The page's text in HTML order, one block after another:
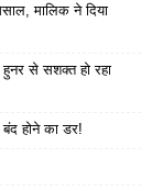
मालिक ने दिया
से सशक्त हो रहा
होने का डर!